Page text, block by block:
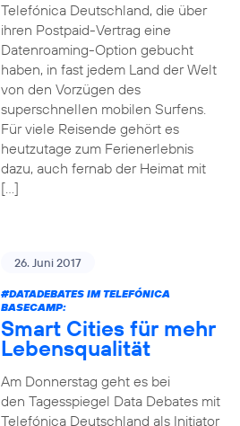
Telefónica Deutschland, die über
ihren Postpaid-Vertrag eine
Datenroaming-Option gebucht
haben, in fast jedem Land der Welt
von den Vorzügen des
superschnellen mobilen Surfens.
Für viele Reisende gehört es
heutzutage zum Ferienerlebnis
dazu, auch fernab der Heimat mit
[…]
26. Juni 2017
#DATADEBATESIM TELEFÓNICA
BASECAMP:
Smart Cities für mehr
Lebensqualität
Am Donnerstag geht es bei
den Tagesspiegel Data Debates mit
Telefónica Deutschland als Initiator